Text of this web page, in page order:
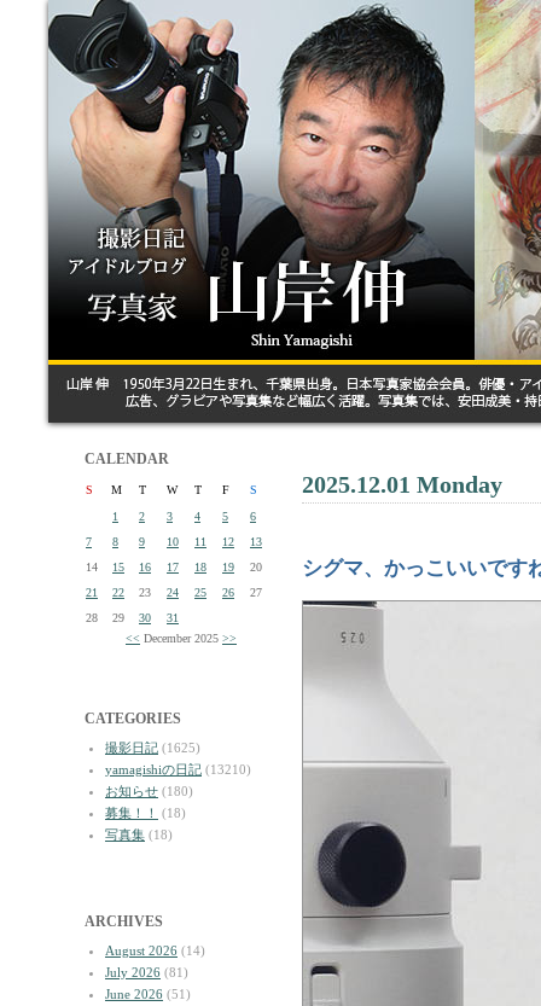
CALENDAR
S M T W T F
S
1
2 3 4 5
6
7
8 9 10 11 12
13
14
15 16 17 18 19
20
21
22 23 24 25 26
27
28
29 30
31
<< December 2025 >>
CATEGORIES
撮影日記 (1625)
yamagishiの日記 (13210)
お知らせ (180)
募集！！
(18)
写真集 (18)
ARCHIVES
August 2026 (14)
July 2026 (81)
June 2026 (51)
2025.12.01 Monday
シグマ、かっこいいです